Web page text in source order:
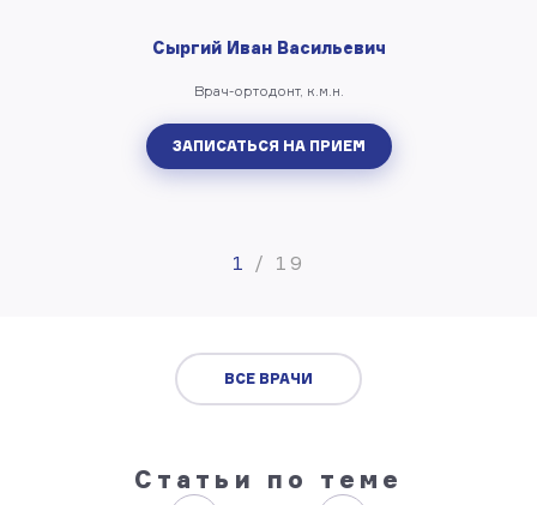
Сыргий Иван Васильевич
Врач-ортодонт, к.м.н.
ЗАПИСАТЬСЯ НА ПРИЕМ
1 / 19
ВСЕ ВРАЧИ
Статьи по теме